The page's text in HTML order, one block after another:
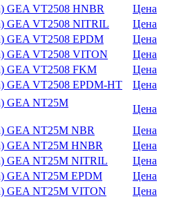
GEA VT2508 HNBR
Цена
GEA VT2508 NITRIL
Цена
GEA VT2508 EPDM
Цена
GEA VT2508 VITON
Цена
GEA VT2508 FKM
Цена
GEA VT2508 EPDM-HT
Цена
GEA NT25M
Цена
GEA NT25M NBR
Цена
GEA NT25M HNBR
Цена
GEA NT25M NITRIL
Цена
GEA NT25M EPDM
Цена
GEA NT25M VITON
Цена